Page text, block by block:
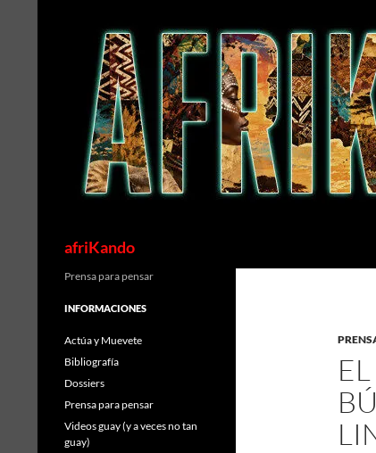
afriKando
Prensa para pensar
INFORMACIONES
Actúa y Muevete
Bibliografía
Dossiers
Prensa para pensar
Videos guay (y a veces no tan
guay)